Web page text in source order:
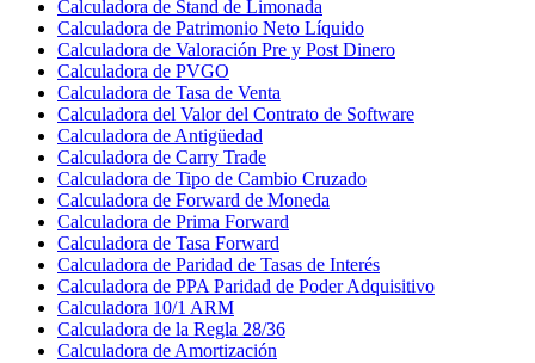
Calculadora de Stand de Limonada
Calculadora de Patrimonio Neto Líquido
Calculadora de Valoración Pre y Post Dinero
Calculadora de PVGO
Calculadora de Tasa de Venta
Calculadora del Valor del Contrato de Software
Calculadora de Antigüedad
Calculadora de Carry Trade
Calculadora de Tipo de Cambio Cruzado
Calculadora de Forward de Moneda
Calculadora de Prima Forward
Calculadora de Tasa Forward
Calculadora de Paridad de Tasas de Interés
Calculadora de PPA Paridad de Poder Adquisitivo
Calculadora 10/1 ARM
Calculadora de la Regla 28/36
Calculadora de Amortización